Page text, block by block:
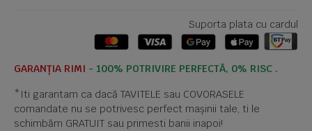
Suporta plata cu cardul
GARANȚIA RIMI - 100% POTRIVIRE PERFECTĂ, 0% RISC .
*Iti garantam ca dacă TAVITELE sau COVORASELE
comandate nu se potrivesc perfect mașinii tale, ti le
schimbăm GRATUIT sau primesti banii inapoi!